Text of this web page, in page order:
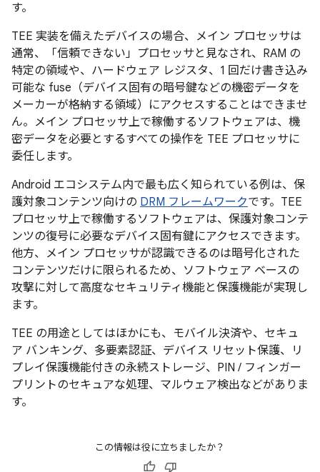
す。
TEE 実装を備えたデバイスの場合、メイン プロセッサは
通常、「信頼できない」プロセッサと見なされ、RAM の
特定の領域や、ハードウェア レジスタ、1 回だけ書き込み
可能な fuse（デバイス固有の暗号鍵などの機密データを
メーカーが格納する領域）にアクセスすることはできませ
ん。メイン プロセッサ上で稼働するソフトウェアは、機
密データを必要とするすべての操作を TEE プロセッサに
委任します。
Android エコシステム内で最も広く知られている例は、保
護対象コンテンツ向けの DRM フレームワークです。TEE
プロセッサ上で稼働するソフトウェアは、保護対象コンテ
ンツの復号に必要なデバイス固有鍵にアクセスできます。
他方、メイン プロセッサが認識できるのは暗号化された
コンテンツだけに限られるため、ソフトウェア ベースの
攻撃に対して高度なセキュリティ機能と保護機能が実現し
ます。
TEE の用途としてはほかにも、モバイル決済や、セキュ
ア バンキング、多要素認証、デバイス リセット保護、リ
プレイ保護機能付きの永続ストレージ、PIN / フィンガー
プリントのセキュアな処理、マルウェア検出などがありま
す。
この情報は役に立ちましたか？